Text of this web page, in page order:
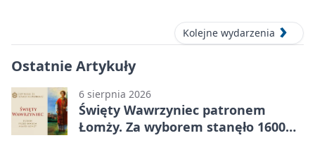
Kolejne wydarzenia
Ostatnie Artykuły
6 sierpnia 2026
Święty Wawrzyniec patronem
Łomży. Za wyborem stanęło 1600